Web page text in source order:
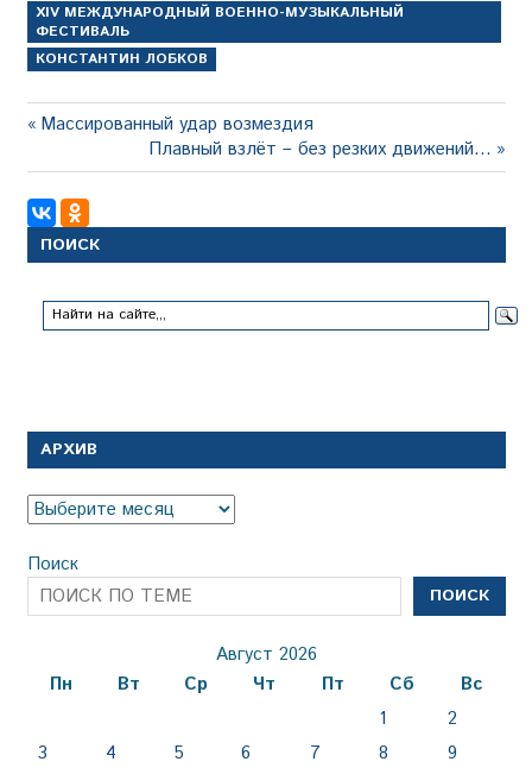
XIV МЕЖДУНАРОДНЫЙ ВОЕННО-МУЗЫКАЛЬНЫЙ
ФЕСТИВАЛЬ
КОНСТАНТИН ЛОБКОВ
Навигация
по
записям
Предыдущая
Массированный удар возмездия
Следующая
запись:
Плавный взлёт – без резких движений…
ПОИСК
АРХИВ
Архив
Поиск
ПОИСК
Август 2026
Пн
Вт Ср Чт Пт Сб
Вс
1
2
3
4 5 6 7 8
9